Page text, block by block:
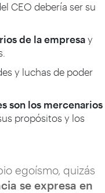
CEO debería ser su
de la empresa y
y luchas de poder
son los mercenarios
propósitos y los
egoísmo, quizás
se expresa en